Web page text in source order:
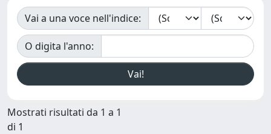
Vai a una voce nell'indice:
O digita l'anno:
Mostrati risultati da 1 a 1
di 1